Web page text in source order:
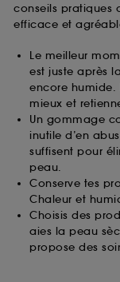
conseils pratiques
efficace et
Le meilleur
est juste après
encore humide.
mieux et
Un gommage
inutile d’en
suffisent pour
peau.
Conserve tes
Chaleur et
Choisis des
aies la peau
propose des